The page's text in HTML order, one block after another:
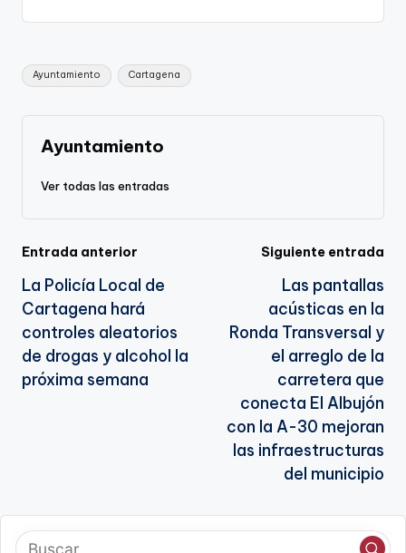
y
Li
n
k
e
b
o
o
k
l
gr
a
m
ts
p
gl
a
e
Etiquetas:
Ayuntamiento Cartagena
Ayuntamiento
Ver todas las entradas
Navegación
de
entradas
Entrada anterior
La Policía Local de
Cartagena hará
controles aleatorios
de drogas y alcohol la
próxima semana
Siguiente entrada
Las pantallas
acústicas en la
Ronda Transversal y
el arreglo de la
carretera que
conecta El Albujón
con la A-30 mejoran
las infraestructuras
del municipio